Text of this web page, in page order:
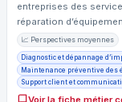
entreprises des
réparation
📈 Perspectives moyennes
Diagnostic et dépannage
Maintenance préventive des
Support client et
Voir la fiche métier